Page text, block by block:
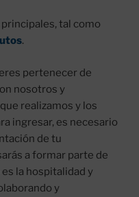
tal como
.
pertenecer de
nosotros y
realizamos y los
ingresar, es necesario
de tu
a formar parte de
la hospitalidad y
y